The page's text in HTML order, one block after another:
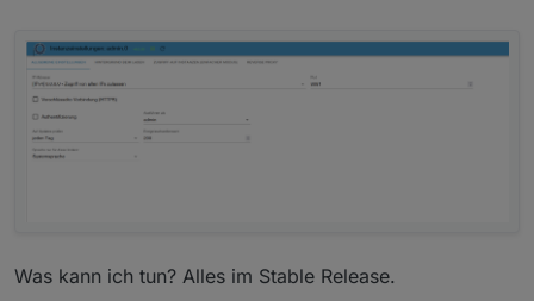
Was kann ich tun? Alles im Stable Release.